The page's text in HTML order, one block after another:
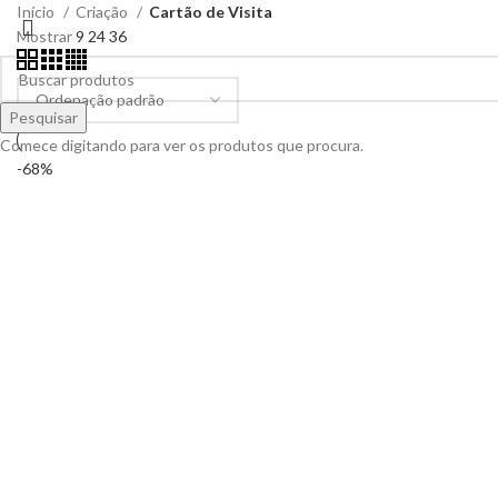
Início Criação
Cartão de Visita
Mostrar9 2436
-68%
Pesquisar
Comece digitando para ver os produtos que procura.